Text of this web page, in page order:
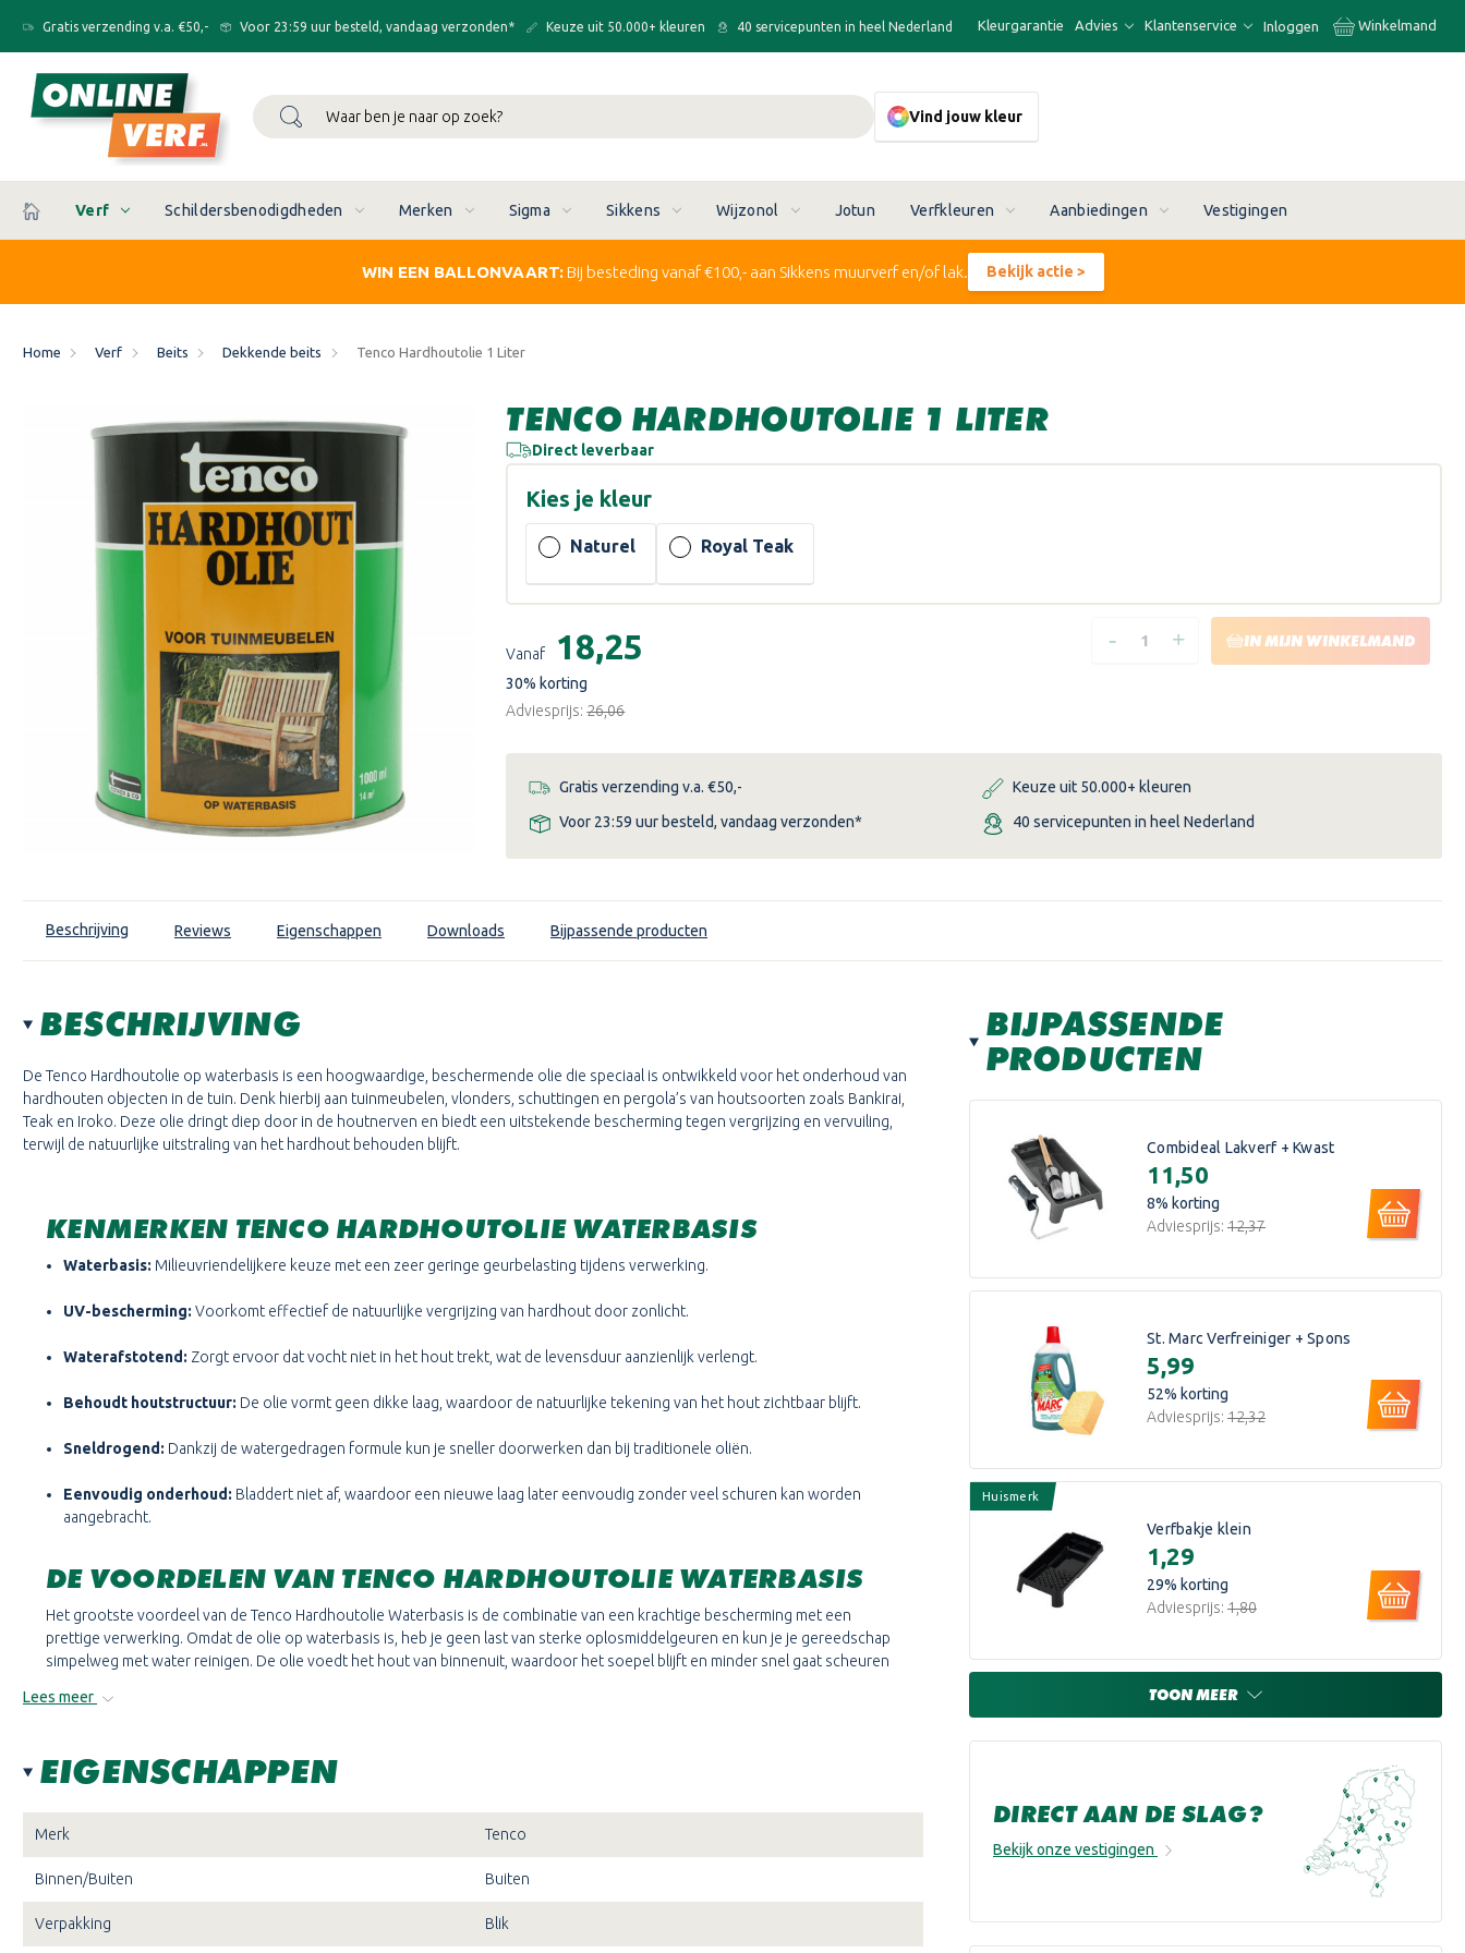
Gratis verzending v.a. €50,- Voor 23:59 uur besteld, vandaag verzonden* Keuze uit 50.000+ kleuren 40 servicepunten in heel Nederland Kleurgarantie Advies Klantenservice Inloggen Winkelmand
Zoeken
Vind jouw kleur
Verf Schildersbenodigdheden Merken Sigma Sikkens Wijzonol Jotun Verfkleuren Aanbiedingen Vestigingen
WIN EEN BALLONVAART:Bij besteding vanaf €100,- aan Sikkens muurverf en/of lak. Bekijk actie >
Home Verf Beits Dekkende beits Tenco Hardhoutolie 1 Liter
TENCO HARDHOUTOLIE 1 LITER
Direct leverbaar
Kies je kleur
Naturel Royal Teak
Huidige
Vanaf €18,25
30% korting
Adviesprijs:€26,06
HOEVEELHEID
- HOEVEELHEID
+ IN MIJN WINKELMAND
Gratis verzending v.a. €50,-
Voor 23:59 uur besteld, vandaag verzonden*
Keuze uit 50.000+ kleuren
40 servicepunten in heel Nederland
Beschrijving Reviews Eigenschappen Downloads Bijpassende producten
BESCHRIJVING
De Tenco Hardhoutolie op waterbasis is een hoogwaardige, beschermende olie die speciaal is ontwikkeld voor het onderhoud van
hardhouten objecten in de tuin. Denk hierbij aan tuinmeubelen, vlonders, schuttingen en pergola’s van houtsoorten zoals Bankirai,
Teak en Iroko. Deze olie dringt diep door in de houtnerven en biedt een uitstekende bescherming tegen vergrijzing en vervuiling,
terwijl de natuurlijke uitstraling van het hardhout behouden blijft.
KENMERKEN TENCO HARDHOUTOLIE WATERBASIS
Waterbasis: Milieuvriendelijkere keuze met een zeer geringe geurbelasting tijdens verwerking.
UV-bescherming: Voorkomt effectief de natuurlijke vergrijzing van hardhout door zonlicht.
Waterafstotend: Zorgt ervoor dat vocht niet in het hout trekt, wat de levensduur aanzienlijk verlengt.
Behoudt houtstructuur: De olie vormt geen dikke laag, waardoor de natuurlijke tekening van het hout zichtbaar blijft.
Sneldrogend: Dankzij de watergedragen formule kun je sneller doorwerken dan bij traditionele oliën.
Eenvoudig onderhoud: Bladdert niet af, waardoor een nieuwe laag later eenvoudig zonder veel schuren kan worden
aangebracht.
DE VOORDELEN VAN TENCO HARDHOUTOLIE WATERBASIS
Het grootste voordeel van de Tenco Hardhoutolie Waterbasis is de combinatie van een krachtige bescherming met een
prettige verwerking. Omdat de olie op waterbasis is, heb je geen last van sterke oplosmiddelgeuren en kun je je gereedschap
simpelweg met water reinigen. De olie voedt het hout van binnenuit, waardoor het soepel blijft en minder snel gaat scheuren
weerbaar maakt tegen alle weersomstandigheden.
TENCO HARDHOUTOLIE WATERBASIS VARIANTEN
hardhoutsoorten. Deze varianten zijn kant-en-klaar en hoeven niet gemengd te worden om hun optimale kleurkracht te
Teak
Lees meer
EIGENSCHAPPEN
Merk Tenco
Binnen/Buiten Buiten
Verpakking Blik
BIJPASSENDE
PRODUCTEN
Combideal Lakverf + Kwast
€11,50
8% korting
Adviesprijs: €12,37
St. Marc Verfreiniger + Spons
€5,99
52% korting
Adviesprijs: €12,32
Huismerk
Verfbakje klein
€1,29
29% korting
Adviesprijs: €1,80
TOON MEER
DIRECT AAN DE SLAG?
Bekijk onze vestigingen